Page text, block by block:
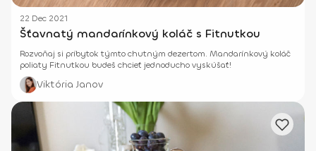
22 Dec 2021
Šťavnatý mandarínkový koláč s Fitnutkou
Rozvoňaj si príbytok týmto chutným dezertom. Mandarínkový koláč
poliaty Fitnutkou budeš chcieť jednoducho vyskúšať!
Viktória Janov